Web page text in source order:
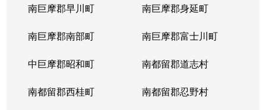
南巨摩郡早川町 南巨摩郡身延町
南巨摩郡南部町 南巨摩郡富士川町
中巨摩郡昭和町 南都留郡道志村
南都留郡西桂町 南都留郡忍野村